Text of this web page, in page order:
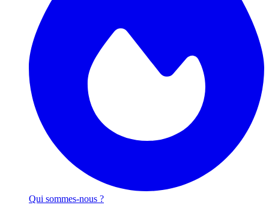
Qui sommes-nous ?